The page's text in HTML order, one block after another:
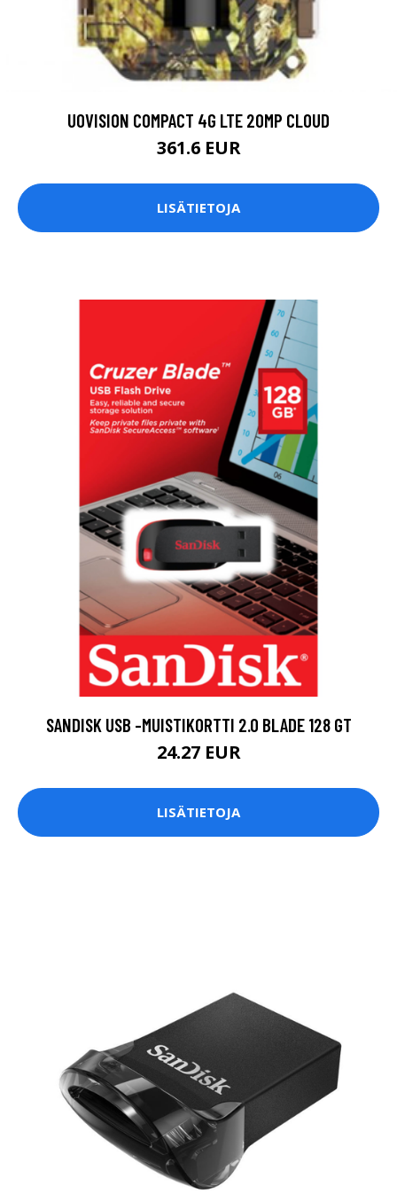
UOVISION COMPACT 4G LTE 20MP CLOUD
361.6 EUR
LISÄTIETOJA
SANDISK USB -MUISTIKORTTI 2.0 BLADE 128 GT
24.27 EUR
LISÄTIETOJA